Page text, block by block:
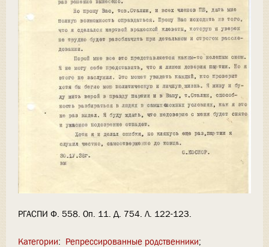
РГАСПИ Ф. 558. Оп. 11. Д. 754. Л. 122-123.
Категории: Репрессированные родственники